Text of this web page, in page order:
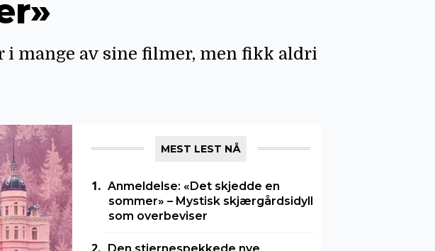
i mange av sine filmer, men fikk aldri
MEST LEST NÅ
Anmeldelse: «Det skjedde en
sommer» – Mystisk skjærgårdsidyll
som overbeviser